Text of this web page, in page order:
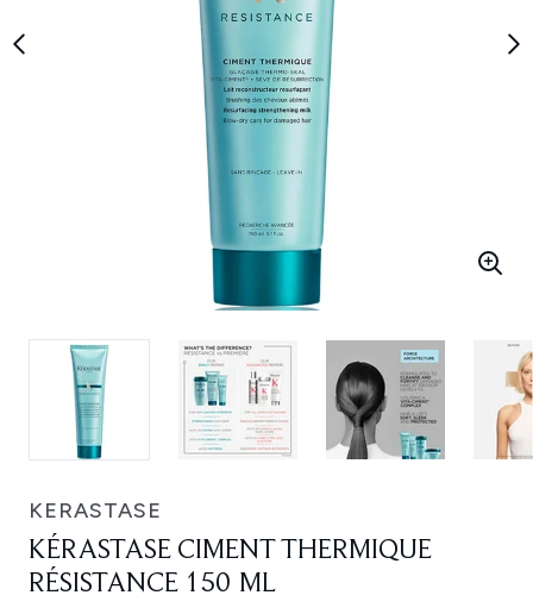
KERASTASE
KÉRASTASE CIMENT THERMIQUE
RÉSISTANCE 150 ML